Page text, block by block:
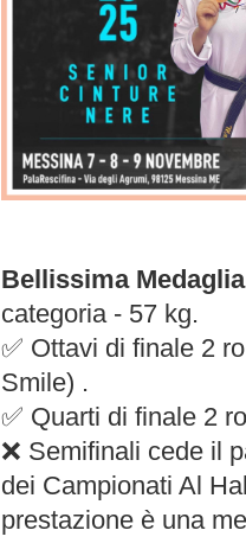
Bellissima
categoria - 57 kg.
✅️ Ottavi di finale 2
Smile) .
✅️ Quarti di finale 2
❌️ Semifinali cede il
dei Campionati Al
prestazione è una